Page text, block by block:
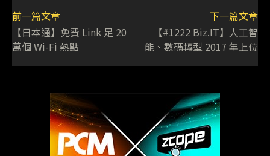
前一篇文章
【日本通】免費 Link 足 20
萬個 Wi-Fi 熱點
下一篇文章
【#1222 Biz.IT】人工智
能、數碼轉型 2017 年上位